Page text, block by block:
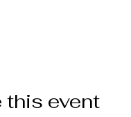
this event